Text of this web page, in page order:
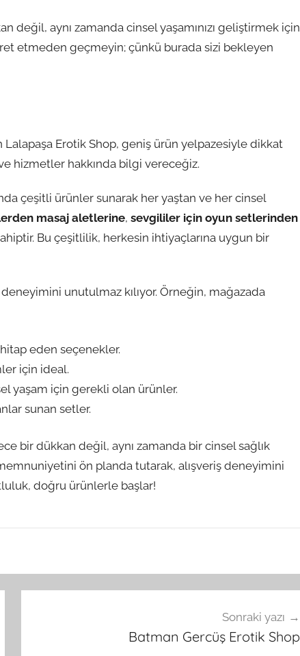
değil, aynı zamanda cinsel yaşamınızı geliştirmek için
etmeden geçmeyin; çünkü burada sizi bekleyen
Erotik Shop, geniş ürün yelpazesiyle dikkat
hizmetler hakkında bilgi vereceğiz.
çeşitli ürünler sunarak her yaştan ve her cinsel
masaj aletlerine, sevgililer için oyun setlerinden
Bu çeşitlilik, herkesin ihtiyaçlarına uygun bir
unutulmaz kılıyor. Örneğin, mağazada
eden seçenekler.
için ideal.
yaşam için gerekli olan ürünler.
sunan setler.
bir dükkan değil, aynı zamanda bir cinsel sağlık
ön planda tutarak, alışveriş deneyimini
doğru ürünlerle başlar!
Sonraki yazı
Batman Gercüş Erotik Shop